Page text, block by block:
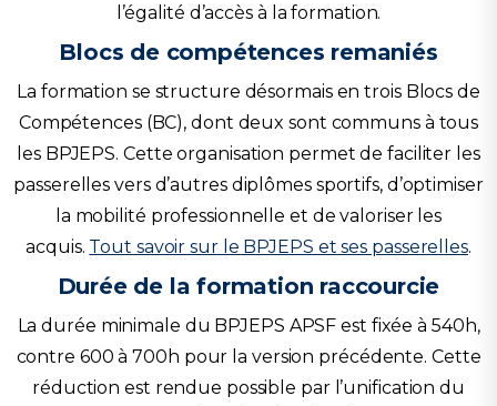
l’égalité d’accès à la formation.
Blocs de compétences remaniés
La formation se structure désormais en trois Blocs de
Compétences (BC), dont deux sont communs à tous
les BPJEPS. Cette organisation permet de faciliter les
passerelles vers d’autres diplômes sportifs, d’optimiser
la mobilité professionnelle et de valoriser les
acquis. Tout savoir sur le BPJEPS et ses passerelles.
Durée de la formation raccourcie
La durée minimale du BPJEPS APSF est fixée à 540h,
contre 600 à 700h pour la version précédente. Cette
réduction est rendue possible par l’unification du